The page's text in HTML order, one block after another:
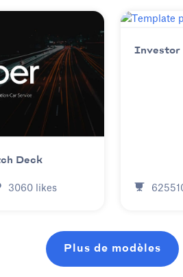
Deck
3060 likes
Investor
Plus de modèles